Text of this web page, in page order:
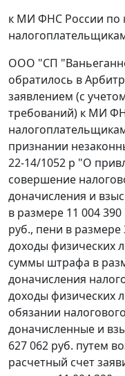
к МИ ФНС России по
ООО "СП
обратилось в
заявлением (с
требований) к МИ
признании
22-14/1052 р "О
совершение
доначисления и
в размере 11 004
руб., пени в размере
доходы физических
суммы штрафа в
доначисления
доходы физических
обязании
доначисленные и
627 062 руб. путем
расчетный счет